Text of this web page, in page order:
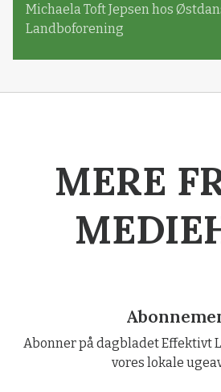
Michaela Toft Jepsen hos
Landboforening
MERE
Abonner på dagbladet Effektivt
vores lokale